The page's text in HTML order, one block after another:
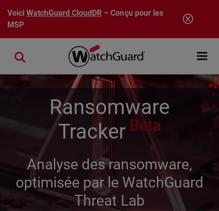
Aller au contenu principal
VoiciWatchGuard CloudDR – Conçu pour les
MSP
Open
Close search
Ransomware
Tracker Beta
Analyse des ransomware,
optimisée par le WatchGuard
Threat Lab